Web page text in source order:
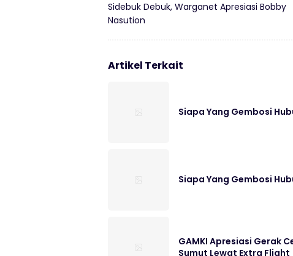
Sidebuk Debuk, Warganet Apresiasi Bobby
Nasution
Artikel Terkait
Siapa Yang Gembosi
Siapa Yang Gembosi
GAMKI Apresiasi Gerak
Sumut Lewat Extra Flight